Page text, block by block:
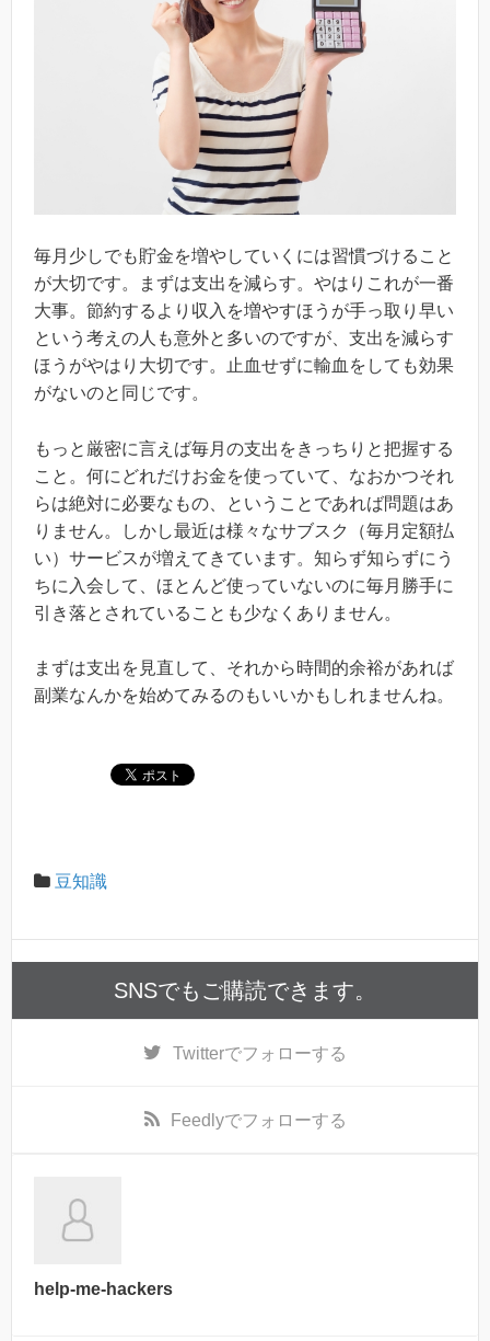
毎月少しでも貯金を増やしていくには習慣づけること
が大切です。まずは支出を減らす。やはりこれが一番
大事。節約するより収入を増やすほうが手っ取り早い
という考えの人も意外と多いのですが、支出を減らす
ほうがやはり大切です。止血せずに輸血をしても効果
がないのと同じです。
もっと厳密に言えば毎月の支出をきっちりと把握する
こと。何にどれだけお金を使っていて、なおかつそれ
らは絶対に必要なもの、ということであれば問題はあ
りません。しかし最近は様々なサブスク（毎月定額払
い）サービスが増えてきています。知らず知らずにう
ちに入会して、ほとんど使っていないのに毎月勝手に
引き落とされていることも少なくありません。
まずは支出を見直して、それから時間的余裕があれば
副業なんかを始めてみるのもいいかもしれませんね。
豆知識
SNSでもご購読できます。
Twitterでフォローする
Feedlyでフォローする
help-me-hackers